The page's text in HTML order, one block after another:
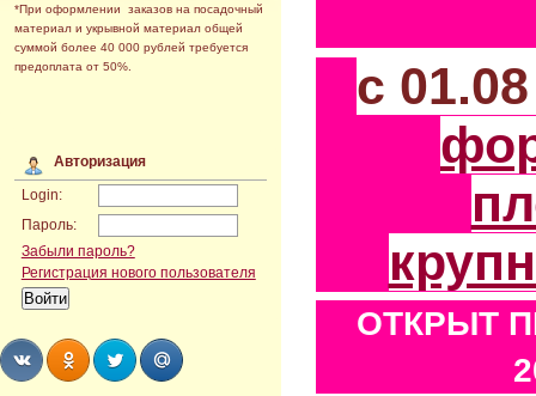
*При оформлении заказов на посадочный
материал и укрывной материал общей
суммой более 40 000 рублей требуется
предоплата от 50%.
Авторизация
Login:
Пароль:
Забыли пароль?
Регистрация нового пользователя
с
ОТКРЫТ